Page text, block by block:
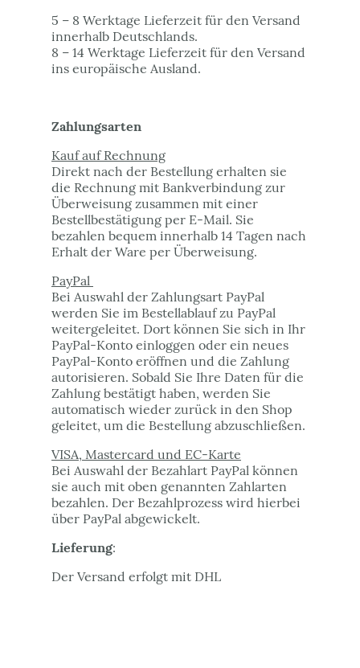
5 – 8 Werktage Lieferzeit für den Versand
innerhalb Deutschlands.
8 – 14 Werktage Lieferzeit für den Versand
ins europäische Ausland.
Zahlungsarten
Kauf auf Rechnung
Direkt nach der Bestellung erhalten sie
die Rechnung mit Bankverbindung zur
Überweisung zusammen mit einer
Bestellbestätigung per E-Mail. Sie
bezahlen bequem innerhalb 14 Tagen nach
Erhalt der Ware per Überweisung.
PayPal
Bei Auswahl der Zahlungsart PayPal
werden Sie im Bestellablauf zu PayPal
weitergeleitet. Dort können Sie sich in Ihr
PayPal-Konto einloggen oder ein neues
PayPal-Konto eröffnen und die Zahlung
autorisieren. Sobald Sie Ihre Daten für die
Zahlung bestätigt haben, werden Sie
automatisch wieder zurück in den Shop
geleitet, um die Bestellung abzuschließen.
VISA, Mastercard und EC-Karte
Bei Auswahl der Bezahlart PayPal können
sie auch mit oben genannten Zahlarten
bezahlen. Der Bezahlprozess wird hierbei
über PayPal abgewickelt.
Lieferung:
Der Versand erfolgt mit DHL